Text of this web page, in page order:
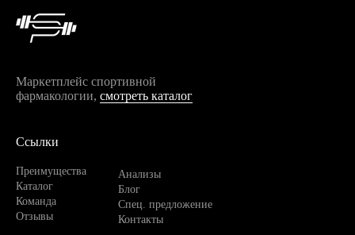
Маркетплейс спортивной
фармакологии, смотреть каталог
Ссылки
Преимущества
Каталог
Команда
Отзывы
Анализы
Блог
Спец. предложение
Контакты